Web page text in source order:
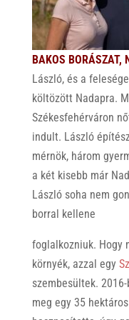
BAKOS BORÁSZAT,
László, és a
költözött Nadapra.
Székesfehérváron
indult. László
mérnök, három
a két kisebb már
László soha nem
borral kellene
foglalkozniuk. Hogy
környék, azzal egy
szembesültek.
meg egy 35